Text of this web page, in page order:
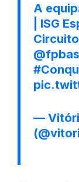
A
| ISG
—